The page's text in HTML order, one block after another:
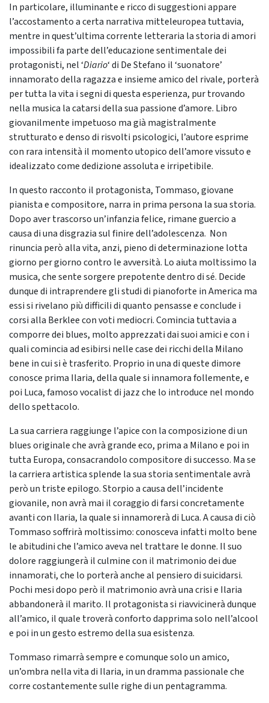
In particolare, illuminante e ricco di suggestioni appare
l’accostamento a certa narrativa mitteleuropea tuttavia,
mentre in quest’ultima corrente letteraria la storia di amori
impossibili fa parte dell’educazione sentimentale dei
protagonisti, nel ‘Diario‘ di De Stefano il ‘suonatore’
innamorato della ragazza e insieme amico del rivale, porterà
per tutta la vita i segni di questa esperienza, pur trovando
nella musica la catarsi della sua passione d’amore. Libro
giovanilmente impetuoso ma già magistralmente
strutturato e denso di risvolti psicologici, l’autore esprime
con rara intensità il momento utopico dell’amore vissuto e
idealizzato come dedizione assoluta e irripetibile.
In questo racconto il protagonista, Tommaso, giovane
pianista e compositore, narra in prima persona la sua storia.
Dopo aver trascorso un’infanzia felice, rimane guercio a
causa di una disgrazia sul finire dell’adolescenza. Non
rinuncia però alla vita, anzi, pieno di determinazione lotta
giorno per giorno contro le avversità. Lo aiuta moltissimo la
musica, che sente sorgere prepotente dentro di sé. Decide
dunque di intraprendere gli studi di pianoforte in America ma
essi si rivelano più difficili di quanto pensasse e conclude i
corsi alla Berklee con voti mediocri. Comincia tuttavia a
comporre dei blues, molto apprezzati dai suoi amici e con i
quali comincia ad esibirsi nelle case dei ricchi della Milano
bene in cui si è trasferito. Proprio in una di queste dimore
conosce prima Ilaria, della quale si innamora follemente, e
poi Luca, famoso vocalist di jazz che lo introduce nel mondo
dello spettacolo.
La sua carriera raggiunge l’apice con la composizione di un
blues originale che avrà grande eco, prima a Milano e poi in
tutta Europa, consacrandolo compositore di successo. Ma se
la carriera artistica splende la sua storia sentimentale avrà
però un triste epilogo. Storpio a causa dell’incidente
giovanile, non avrà mai il coraggio di farsi concretamente
avanti con Ilaria, la quale si innamorerà di Luca. A causa di ciò
Tommaso soffrirà moltissimo: conosceva infatti molto bene
le abitudini che l’amico aveva nel trattare le donne. Il suo
dolore raggiungerà il culmine con il matrimonio dei due
innamorati, che lo porterà anche al pensiero di suicidarsi.
Pochi mesi dopo però il matrimonio avrà una crisi e Ilaria
abbandonerà il marito. Il protagonista si riavvicinerà dunque
all’amico, il quale troverà conforto dapprima solo nell’alcool
e poi in un gesto estremo della sua esistenza.
Tommaso rimarrà sempre e comunque solo un amico,
un’ombra nella vita di Ilaria, in un dramma passionale che
corre costantemente sulle righe di un pentagramma.